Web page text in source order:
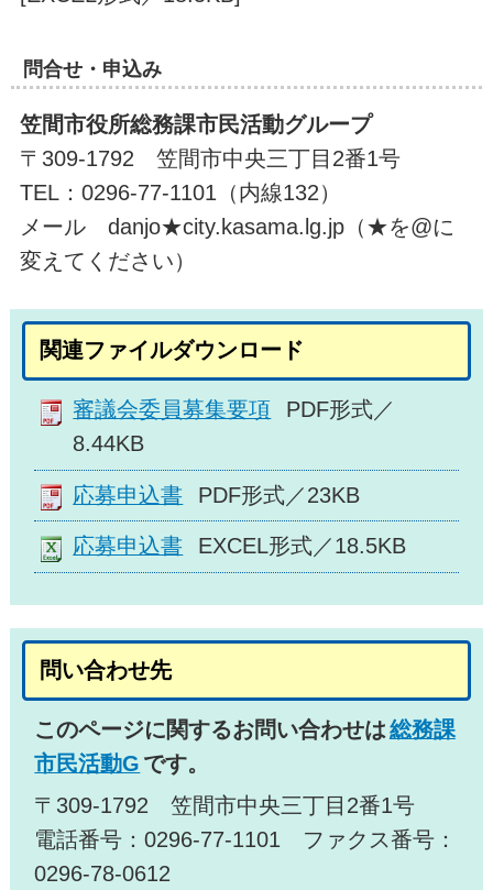
問合せ・申込み
笠間市役所総務課市民活動グループ
〒309-1792 笠間市中央三丁目2番1号
TEL：0296-77-1101（内線132）
メール danjo★city.kasama.lg.jp（★を@に
変えてください）
関連ファイルダウンロード
審議会委員募集要項
PDF形式／
8.44KB
応募申込書 PDF形式／23KB
応募申込書 EXCEL形式／18.5KB
問い合わせ先
このページに関するお問い合わせは総務課
市民活動G です。
〒309-1792 笠間市中央三丁目2番1号
電話番号：0296-77-1101 ファクス番号：
0296-78-0612